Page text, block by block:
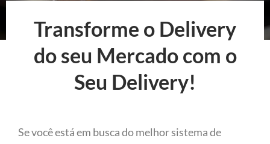
Transforme o Delivery
do seu Mercado com o
Seu Delivery!
Se você está em busca do melhor sistema de